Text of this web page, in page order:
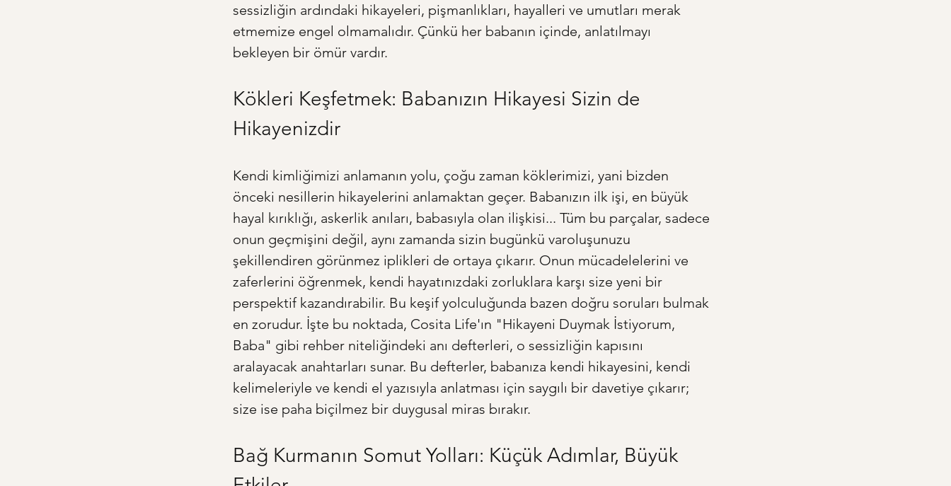
sessizliğin ardındaki hikayeleri, pişmanlıkları, hayalleri ve umutları merak
etmemize engel olmamalıdır. Çünkü her babanın içinde, anlatılmayı
bekleyen bir ömür vardır.
Kökleri Keşfetmek: Babanızın Hikayesi Sizin de
Hikayenizdir
Kendi kimliğimizi anlamanın yolu, çoğu zaman köklerimizi, yani bizden
önceki nesillerin hikayelerini anlamaktan geçer. Babanızın ilk işi, en büyük
hayal kırıklığı, askerlik anıları, babasıyla olan ilişkisi... Tüm bu parçalar, sadece
onun geçmişini değil, aynı zamanda sizin bugünkü varoluşunuzu
şekillendiren görünmez iplikleri de ortaya çıkarır. Onun mücadelelerini ve
zaferlerini öğrenmek, kendi hayatınızdaki zorluklara karşı size yeni bir
perspektif kazandırabilir. Bu keşif yolculuğunda bazen doğru soruları bulmak
en zorudur. İşte bu noktada, Cosita Life'ın "Hikayeni Duymak İstiyorum,
Baba" gibi rehber niteliğindeki anı defterleri, o sessizliğin kapısını
aralayacak anahtarları sunar. Bu defterler, babanıza kendi hikayesini, kendi
kelimeleriyle ve kendi el yazısıyla anlatması için saygılı bir davetiye çıkarır;
size ise paha biçilmez bir duygusal miras bırakır.
Bağ Kurmanın Somut Yolları: Küçük Adımlar, Büyük